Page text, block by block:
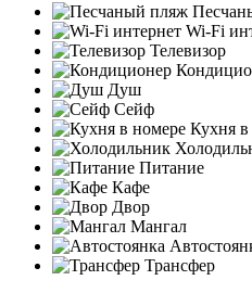
Wi-Fi
Телевизор
Душ
Сейф
Кухня
Питание
Кафе
Двор
Мангал
Трансфер